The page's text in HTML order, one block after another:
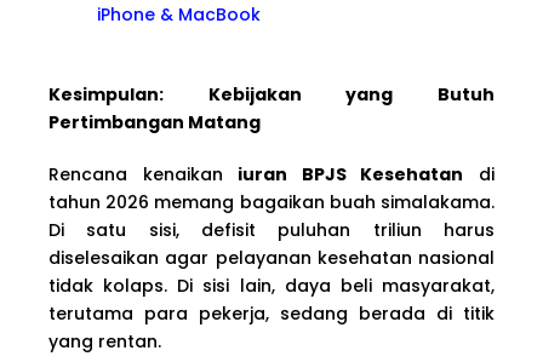
iPhone & MacBook
Kesimpulan: Kebijakan yang Butuh
Pertimbangan Matang
Rencana kenaikan iuran BPJS Kesehatan di
tahun 2026 memang bagaikan buah simalakama.
Di satu sisi, defisit puluhan triliun harus
diselesaikan agar pelayanan kesehatan nasional
tidak kolaps. Di sisi lain, daya beli masyarakat,
terutama para pekerja, sedang berada di titik
yang rentan.